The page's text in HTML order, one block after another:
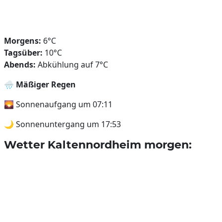
Morgens: 6°C
Tagsüber: 10°C
Abends: Abkühlung auf 7°C
🌧️ Mäßiger Regen
🌄 Sonnenaufgang um 07:11
🌙 Sonnenuntergang um 17:53
Wetter Kaltennordheim morgen: